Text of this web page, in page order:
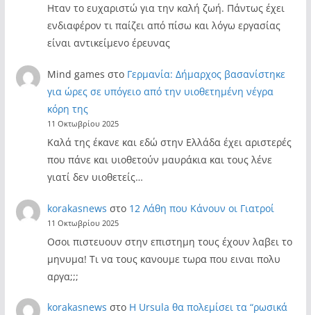
Ηταν το ευχαριστώ για την καλή ζωή. Πάντως έχει
ενδιαφέρον τι παίζει από πίσω και λόγω εργασίας
είναι αντικείμενο έρευνας
Mind games στο Γερμανία: Δήμαρχος βασανίστηκε
για ώρες σε υπόγειο από την υιοθετημένη νέγρα
κόρη της
11 Οκτωβρίου 2025
Καλά της έκανε και εδώ στην Ελλάδα έχει αριστερές
που πάνε και υιοθετούν μαυράκια και τους λένε
γιατί δεν υιοθετείς…
korakasnews στο 12 Λάθη που Κάνουν οι Γιατροί
11 Οκτωβρίου 2025
Οσοι πιστευουν στην επιστημη τους έχουν λαβει το
μηνυμα! Τι να τους κανουμε τωρα που ειναι πολυ
αργα;;;
korakasnews στο Η Ursula θα πολεμίσει τα “ρωσικά